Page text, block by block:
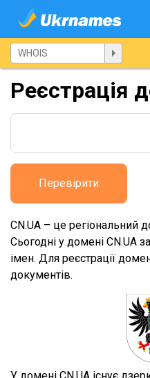
Реєстрація
Перевірити
CN.UA – це регіональний
Сьогодні у домені CN.UA
імен. Для реєстрації
документів.